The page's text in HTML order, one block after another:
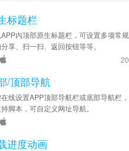
标题栏
内顶部原生标题栏，可设置多项常规
享、扫一扫、返回按钮等等。
/顶部导航
线设置APP顶部导航栏或底部导航栏
脚本，可自定义网址导航。
进度动画